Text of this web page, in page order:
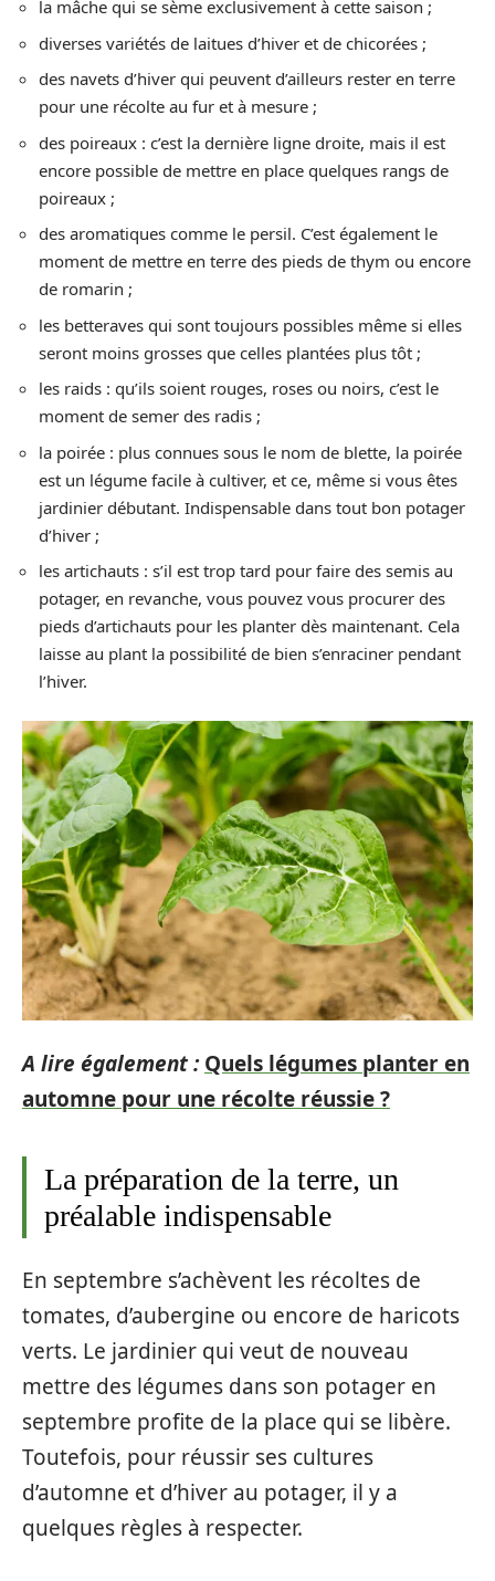
la mâche qui se sème exclusivement à cette saison ;
diverses variétés de laitues d’hiver et de chicorées ;
des navets d’hiver qui peuvent d’ailleurs rester en terre
pour une récolte au fur et à mesure ;
des poireaux : c’est la dernière ligne droite, mais il est
encore possible de mettre en place quelques rangs de
poireaux ;
des aromatiques comme le persil. C’est également le
moment de mettre en terre des pieds de thym ou encore
de romarin ;
les betteraves qui sont toujours possibles même si elles
seront moins grosses que celles plantées plus tôt ;
les raids : qu’ils soient rouges, roses ou noirs, c’est le
moment de semer des radis ;
la poirée : plus connues sous le nom de blette, la poirée
est un légume facile à cultiver, et ce, même si vous êtes
jardinier débutant. Indispensable dans tout bon potager
d’hiver ;
les artichauts : s’il est trop tard pour faire des semis au
potager, en revanche, vous pouvez vous procurer des
pieds d’artichauts pour les planter dès maintenant. Cela
laisse au plant la possibilité de bien s’enraciner pendant
l’hiver.
A lire également : Quels légumes planter en
automne pour une récolte réussie ?
La préparation de la terre, un
préalable indispensable
En septembre s’achèvent les récoltes de
tomates, d’aubergine ou encore de haricots
verts. Le jardinier qui veut de nouveau
mettre des légumes dans son potager en
septembre profite de la place qui se libère.
Toutefois, pour réussir ses cultures
d’automne et d’hiver au potager, il y a
quelques règles à respecter.